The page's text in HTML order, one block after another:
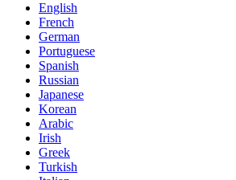
English
French
German
Portuguese
Spanish
Russian
Japanese
Korean
Arabic
Irish
Greek
Turkish